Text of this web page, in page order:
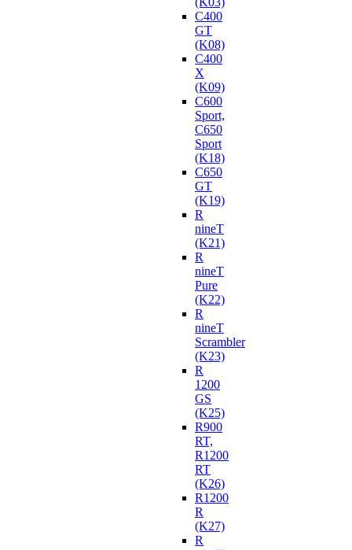
C400
GT
(K08)
C400
X
(K09)
C600
Sport,
C650
Sport
(K18)
C650
GT
(K19)
R
nineT
(K21)
R
nineT
Pure
(K22)
R
nineT
Scrambler
(K23)
R
1200
GS
(K25)
R900
RT,
R1200
RT
(K26)
R1200
R
(K27)
R